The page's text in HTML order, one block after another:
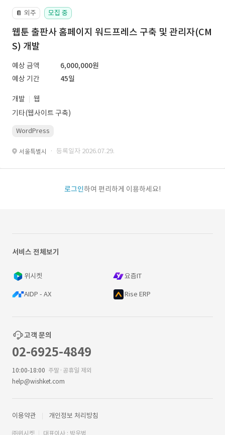
📔 외주 모집 중
웹툰 출판사 홈페이지 워드프레스 구축 및 관리자(CM
S) 개발
예상 금액
6,000,000원
예상 기간
45일
개발
웹
기타(웹사이트 구축)
WordPress
서울특별시 · 등록일자 2026.07.29.
로그인하여 편리하게 이용하세요!
서비스 전체보기
위시켓 요즘IT
AIDP - AX Rise ERP
고객 문의
02-6925-4849
10:00-18:00 주말·공휴일 제외
help@wishket.com
이용약관 개인정보 처리방침
㈜위시켓 대표이사 : 박우범